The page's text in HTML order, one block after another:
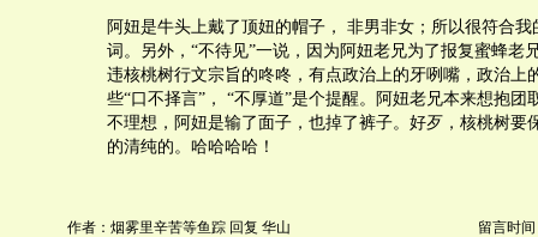
阿妞是牛头上戴了顶妞的帽子， 非男非女；所以很符合我
词。另外，“不待见”一说，因为阿妞老兄为了报复蜜蜂老
违核桃树行文宗旨的咚咚，有点政治上的牙咧嘴，政治上
些“口不择言”， “不厚道”是个提醒。阿妞老兄本来想抱团
不理想，阿妞是输了面子，也掉了裤子。好歹，核桃树要
的清纯的。哈哈哈哈！
作者：烟雾里辛苦等鱼踪 回复 华山 留言时间